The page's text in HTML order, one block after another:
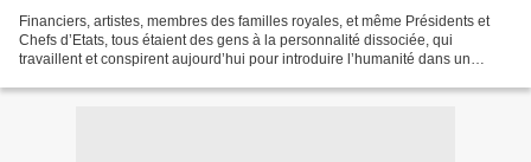
Financiers, artistes, membres des familles royales, et même Présidents et
Chefs d’Etats, tous étaient des gens à la personnalité dissociée, qui
travaillent et conspirent aujourd’hui pour introduire l’humanité dans un